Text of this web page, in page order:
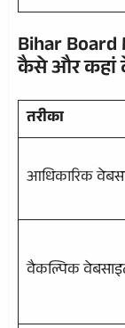
Bihar
कैसे और कहां
तरीका
आधिकारिक
वैकल्पिक